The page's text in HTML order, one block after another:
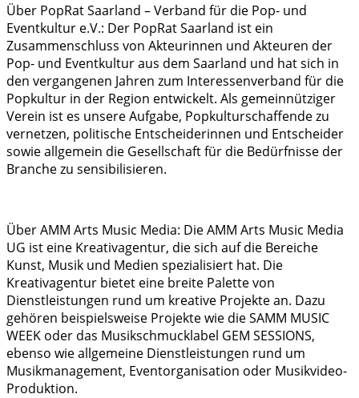
Über PopRat Saarland – Verband für die Pop- und
Eventkultur e.V.: Der PopRat Saarland ist ein
Zusammenschluss von Akteurinnen und Akteuren der
Pop- und Eventkultur aus dem Saarland und hat sich in
den vergangenen Jahren zum Interessenverband für die
Popkultur in der Region entwickelt. Als gemeinnütziger
Verein ist es unsere Aufgabe, Popkulturschaffende zu
vernetzen, politische Entscheiderinnen und Entscheider
sowie allgemein die Gesellschaft für die Bedürfnisse der
Branche zu sensibilisieren.
Über AMM Arts Music Media: Die AMM Arts Music Media
UG ist eine Kreativagentur, die sich auf die Bereiche
Kunst, Musik und Medien spezialisiert hat. Die
Kreativagentur bietet eine breite Palette von
Dienstleistungen rund um kreative Projekte an. Dazu
gehören beispielsweise Projekte wie die SAMM MUSIC
WEEK oder das Musikschmucklabel GEM SESSIONS,
ebenso wie allgemeine Dienstleistungen rund um
Musikmanagement, Eventorganisation oder Musikvideo-
Produktion.